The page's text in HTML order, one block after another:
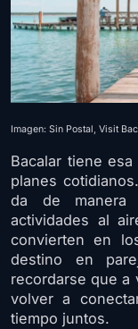
Imagen: Sin Postal, Visit
Bacalar tiene
planes
da de manera
actividades al
convierten en
destino en
recordarse que a
volver a
tiempo juntos.